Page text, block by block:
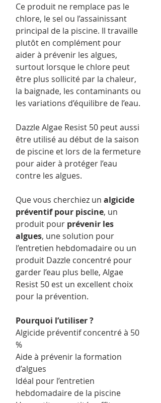
Ce produit ne remplace pas le
chlore, le sel ou l’assainissant
principal de la piscine. Il travaille
plutôt en complément pour
aider à prévenir les algues,
surtout lorsque le chlore peut
être plus sollicité par la chaleur,
la baignade, les contaminants ou
les variations d’équilibre de l’eau.
Dazzle Algae Resist 50 peut aussi
être utilisé au début de la saison
de piscine et lors de la fermeture
pour aider à protéger l’eau
contre les algues.
Que vous cherchiez un algicide
préventif pour piscine, un
produit pour prévenir les
algues, une solution pour
l’entretien hebdomadaire ou un
produit Dazzle concentré pour
garder l’eau plus belle, Algae
Resist 50 est un excellent choix
pour la prévention.
Pourquoi l’utiliser ?
Algicide préventif concentré à 50
%
Aide à prévenir la formation
d’algues
Idéal pour l’entretien
hebdomadaire de la piscine